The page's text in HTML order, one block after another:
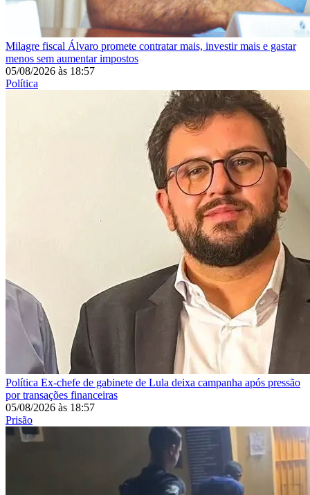
Milagre fiscal Álvaro promete contratar mais, investir mais e gastar
menos sem aumentar impostos
05/08/2026 às 18:57
Política
Política Ex-chefe de gabinete de Lula deixa campanha após pressão
por transações financeiras
05/08/2026 às 18:57
Prisão